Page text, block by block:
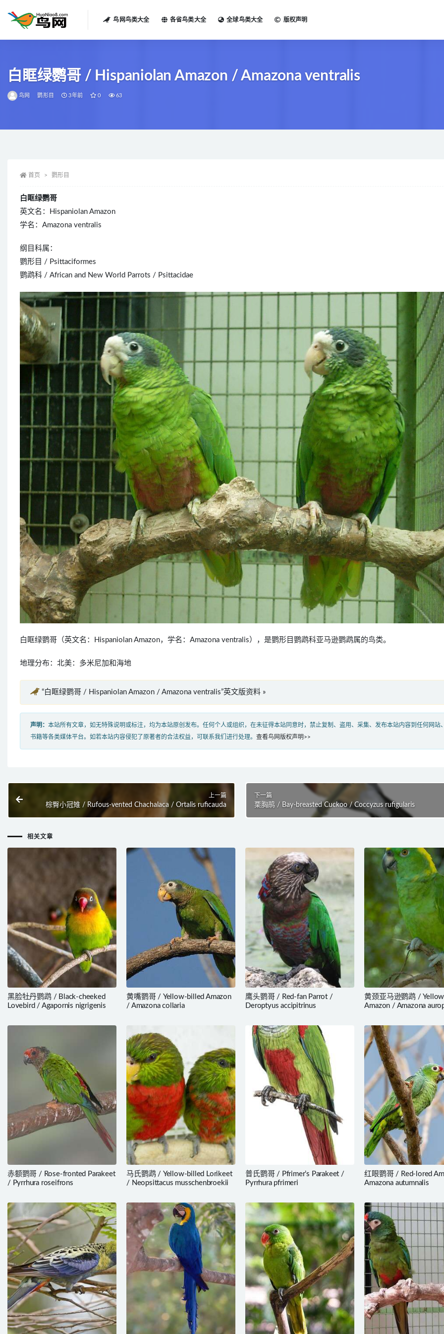
鸟网鸟类大全 各省鸟类大全 全球鸟类大全 版权声明
白眶绿鹦哥 / Hispaniolan Amazon / Amazona ventralis
鸟网 鹦形目 3年前 0 63
首页 鹦形目
白眶绿鹦哥
英文名：Hispaniolan Amazon
学名：Amazona ventralis
纲目科属：
鹦形目 / Psittaciformes
鹦鹉科 / African and New World Parrots / Psittacidae
白眶绿鹦哥（英文名：Hispaniolan Amazon，学名：Amazona ventralis），是鹦形目鹦鹉科亚马逊鹦鹉属的鸟类。
地理分布：北美：多米尼加和海地
“白眶绿鹦哥 / Hispaniolan Amazon / Amazona ventralis”英文版资料 »
声明： 本站所有文章，如无特殊说明或标注，均为本站原创发布。任何个人或组织，在未征得本站同意时，禁止复制、盗用、采集、发布本站内容到任何网站
书籍等各类媒体平台。如若本站内容侵犯了原著者的合法权益，可联系我们进行处理。 查看鸟网版权声明>>
上一篇
棕臀小冠雉 / Rufous-vented Chachalaca / Ortalis ruficauda
下一篇
栗胸鹃 / Bay-breasted Cuckoo / Coccyzus rufigularis
相关文章
黑脸牡丹鹦鹉 / Black-cheeked
Lovebird / Agapornis nigrigenis
黄嘴鹦哥 / Yellow-billed Amazon
/ Amazona collaria
鹰头鹦哥 / Red-fan Parrot /
Deroptyus accipitrinus
黄颈亚马逊鹦鹉 /
Amazon / Amazona
赤额鹦哥 / Rose-fronted Parakeet
/ Pyrrhura roseifrons
马氏鹦鹉 / Yellow-billed Lorikeet
/ Neopsittacus musschenbroekii
普氏鹦哥 / Pfrimer’s Parakeet /
Pyrrhura pfrimeri
红眼鹦哥 / Red-lored
Amazona autumnalis